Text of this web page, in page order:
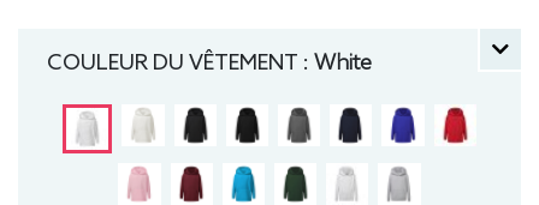
140 (9-10 ans), 152 (11-12 ans) manche longue,
COULEUR DU VÊTEMENT : White